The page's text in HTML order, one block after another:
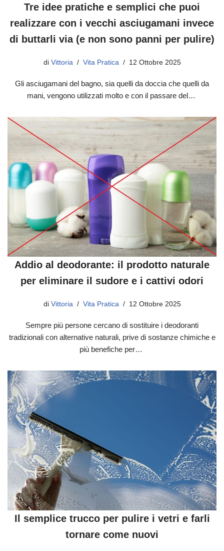
Tre idee pratiche e semplici che puoi
realizzare con i vecchi asciugamani invece
di buttarli via (e non sono panni per pulire)
di Vittoria Vita Pratica 12 Ottobre 2025
Gli asciugamani del bagno, sia quelli da doccia che quelli da
mani, vengono utilizzati molto e con il passare del…
Addio al deodorante: il prodotto naturale
per eliminare il sudore e i cattivi odori
di Vittoria Vita Pratica 12 Ottobre 2025
Sempre più persone cercano di sostituire i deodoranti
tradizionali con alternative naturali, prive di sostanze chimiche e
più benefiche per…
Il semplice trucco per pulire i vetri e farli
tornare come nuovi